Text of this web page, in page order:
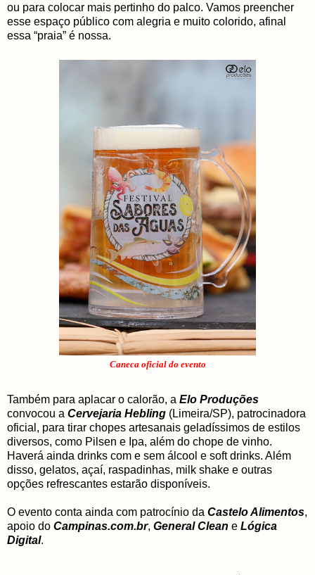
ou para colocar mais pertinho do palco. Vamos preencher
esse espaço público com alegria e muito colorido, afinal
essa “praia” é nossa.
Caneca oficial do evento
Também para aplacar o calorão, a Elo Produções
convocou a Cervejaria Hebling (Limeira/SP), patrocinadora
oficial, para tirar chopes artesanais geladíssimos de estilos
diversos, como Pilsen e Ipa, além do chope de vinho.
Haverá ainda drinks com e sem álcool e soft drinks. Além
disso, gelatos, açaí, raspadinhas, milk shake e outras
opções refrescantes estarão disponíveis.
O evento conta ainda com patrocínio da Castelo Alimentos,
apoio do Campinas.com.br, General Clean e Lógica
Digital.